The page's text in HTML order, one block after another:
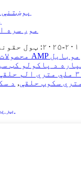
موږ سره
محصولات
د AMP موبایل
د پاکولو کټ
,